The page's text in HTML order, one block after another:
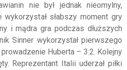
nie był jednak nieomylny,
słabszy moment gry
i mądra gra podczas dłuższych
Sinner wykorzystał pierwszego
Huberta – 3:2. Kolejny
Reprezentant Italii uderzał piłki